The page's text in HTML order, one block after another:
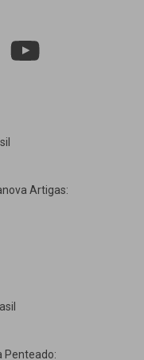
Artigas:
Penteado: